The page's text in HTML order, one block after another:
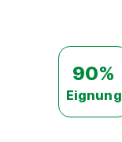
90%
Eignung